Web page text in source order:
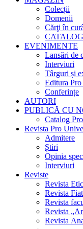
Colecții
Domenii
Cărţi în
CATALOG
EVENIMENTE
Lansări de
Interviuri
Târguri și
Editura
Conferințe
AUTORI
PUBLICĂ CU
Catalog
Revista Pro
Admitere
Știri
Opinia
Interviuri
Reviste
Revista
Revista
Revista
Revista
Revista